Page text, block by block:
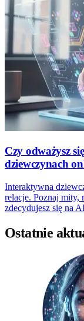
Czy odważysz
dziewczynach
Interaktywna
relacje. Poznaj mity,
zdecydujesz się na
Ostatnie